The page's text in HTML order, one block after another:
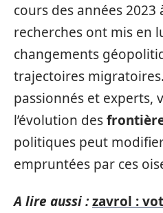
cours des années 2023
recherches ont mis en
changements
trajectoires
passionnés et experts,
l’évolution des
politiques peut
empruntées par ces
A lire aussi :zavrol :